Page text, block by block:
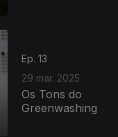
Ep. 13
29 mar. 2025
Os Tons do
Greenwashing